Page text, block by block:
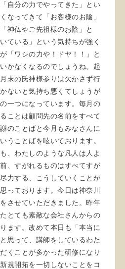
自分の力でやってきた」とい
なってきて「お客様のお陰」
神仏やご先祖様のお陰」と
ている」という気持ちが強く
「ワシの力や！ドヤ！！」と
かなくなるのでしょうね。起
末の氏神様参りは欠かさず行
ないと気持ち悪くてしょうが
一つになっています。毎月の
ことは顧問先の名前をすべて
のことばと今月もみなさんに
うことばを呟いております。
、わたしのような凡人は人よ
、すがれるものはすべてすが
力する、こうしていくことが
っております。今日は神奈川
させていただきました。昨年
とても素敵な会社さんからの
ます。改めて本日も「本当に
思って、講師をしているわた
くことが多かった研修になり
規開拓を一切しないことをコ